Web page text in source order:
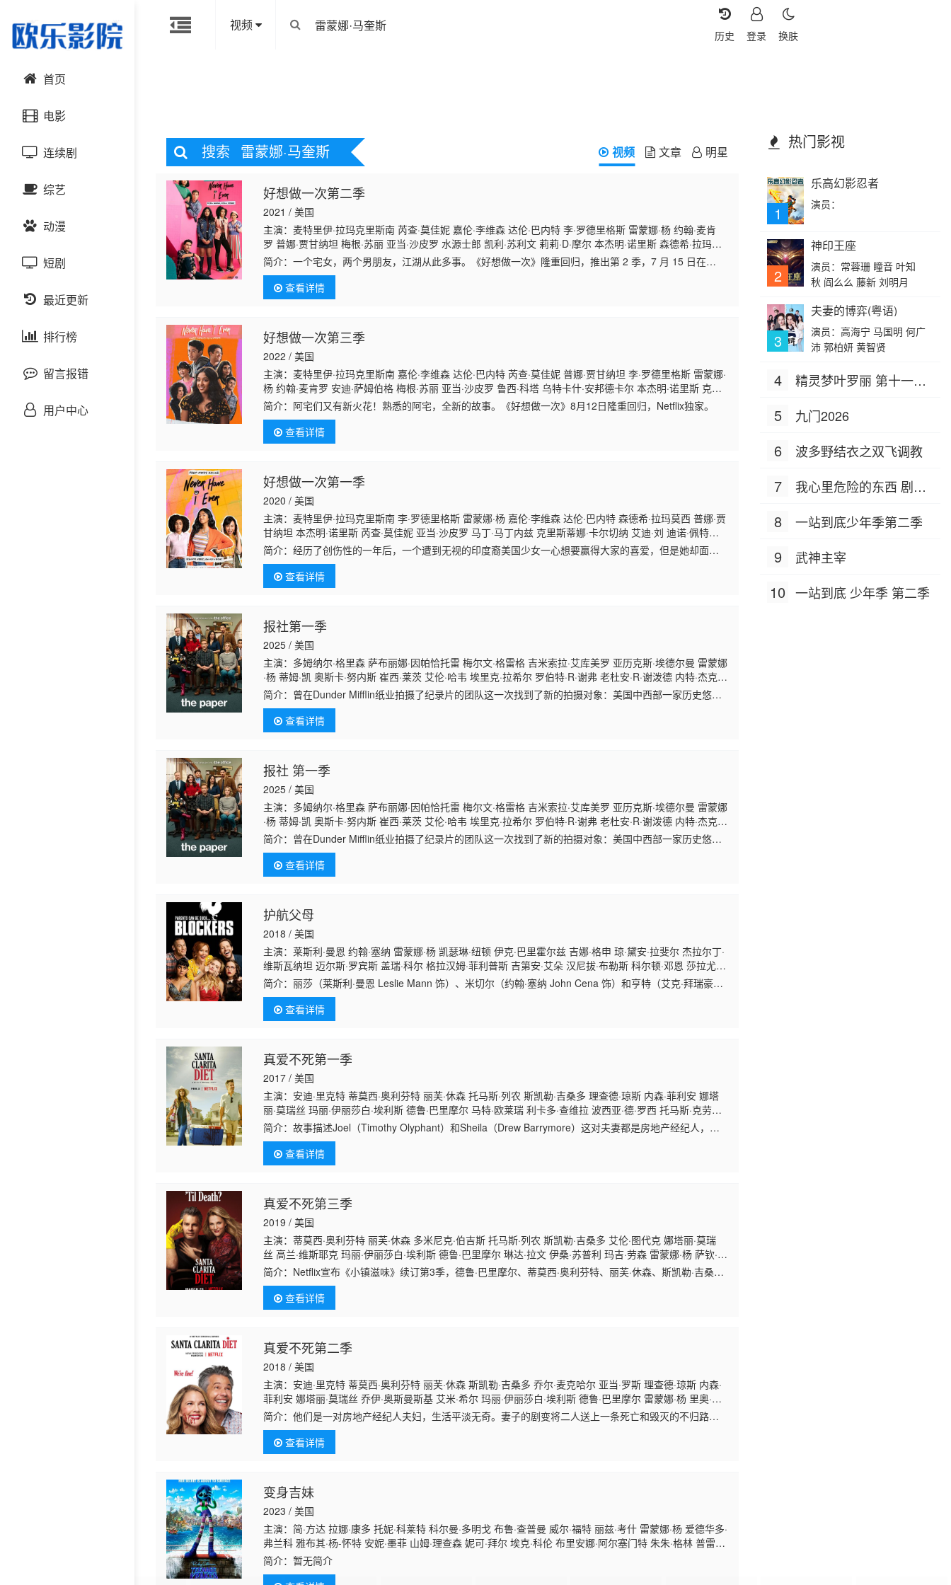
视频
换肤
登录
历史
首页
电影
动作片
喜剧片
爱情片
科幻片
恐怖片
剧情片
战争片
悬疑片
连续剧
国产剧
港台剧
日韩剧
欧美剧
泰国剧
综艺
大陆综艺
日韩综艺
港台综艺
欧美综艺
动漫
国产动漫
日韩动漫
欧美动漫
短剧
最近更新
排行榜
留言报错
用户中心
搜索 雷蒙娜·马奎斯 视频 文章 明星
好想做一次第二季
2021 / 美国
主演：麦特里伊·拉玛克里斯南 芮查·莫佳妮 嘉伦·李维森 达伦·巴内特 李·罗德里格斯 雷蒙娜·杨 约翰·麦肯
罗 普娜·贾甘纳坦 梅根·苏丽 亚当·沙皮罗 水源士郎 凯利·苏利文 莉莉·D·摩尔 本杰明·诺里斯 森德希·拉玛莫
西 迪诺·佩特拉 鲁西·科塔 克里斯蒂娜·卡尔切纳 P·J·伯恩 安德鲁·T·李 科曼 马丁·马丁内兹 乌特卡什·安邦德
卡尔 泰勒·阿尔瓦雷兹 吉吉·哈迪德 安迪·萨姆伯格
简介：一个宅女，两个男朋友，江湖从此多事。《好想做一次》隆重回归，推出第 2 季，7 月 15 日在
Netflix 上线。
查看详情
好想做一次第三季
2022 / 美国
主演：麦特里伊·拉玛克里斯南 嘉伦·李维森 达伦·巴内特 芮查·莫佳妮 普娜·贾甘纳坦 李·罗德里格斯 雷蒙娜·
杨 约翰·麦肯罗 安迪·萨姆伯格 梅根·苏丽 亚当·沙皮罗 鲁西·科塔 乌特卡什·安邦德卡尔 本杰明·诺里斯 克里
斯蒂娜·卡尔切纳 森德希·拉玛莫西 莎拉尤·拉奧 阿尼鲁德·皮沙罗迪 水源士郎 凯利·苏利文 莉莉·D·摩尔 杰克
·西沃尔·麦克唐纳 迪肯·里斯·菲利普 泰瑞·胡 艾塔娜·里纳布 汉娜·斯坦因 亚历克斯·费利克斯 梅丽莎·道恩·约
翰逊
简介： 阿宅们又有新火花！熟悉的阿宅，全新的故事。《好想做一次》8月12日隆重回归，Netflix独家。
查看详情
好想做一次第一季
2020 / 美国
主演：麦特里伊·拉玛克里斯南 李·罗德里格斯 雷蒙娜·杨 嘉伦·李维森 达伦·巴内特 森德希·拉玛莫西 普娜·贾
甘纳坦 本杰明·诺里斯 芮查·莫佳妮 亚当·沙皮罗 马丁·马丁内兹 克里斯蒂娜·卡尔切纳 艾迪·刘 迪诺·佩特
拉 艾塔娜·里纳布 汉娜·斯坦因 马克·科利尔 安吉拉·金赛 唐娜·派洛尼 科科·布朗 皮特·詹姆斯·史密斯 迈克尔·
巴达鲁科 坦比·洛克 约翰·麦肯罗 安迪·萨姆伯格 南希·纳什 克莉塞尔·阿尔梅达 凯文·加德纳 索姆·卡皮拉 阿
尔蒂·曼 伊克博·塞巴 吉尔伯托·奥尔蒂斯 莉莉·D·摩尔
简介：经历了创伤性的一年后，一个遭到无视的印度裔美国少女一心想要赢得大家的喜爱，但是她却面临
朋友、家人和感情方面的重重问题。
查看详情
报社第一季
2025 / 美国
主演：多姆纳尔·格里森 萨布丽娜·因帕恰托雷 梅尔文·格雷格 吉米索拉·艾库美罗 亚历克斯·埃德尔曼 雷蒙娜
·杨 蒂姆·凯 奥斯卡·努内斯 崔西·莱茨 艾伦·哈韦 埃里克·拉希尔 罗伯特·R·谢弗 老杜安·R·谢泼德 内特·杰克
逊 迈克尔·科曼 菲比·奈德哈特 戴维·图埃纳 莫·韦尔奇 切尔西·弗雷
简介： 曾在Dunder Mifflin纸业拍摄了纪录片的团队这一次找到了新的拍摄对象：美国中西部一家历史悠
久、如今已经垂死的报社，出版商试图通过一群自愿参与的记者来振兴它。
查看详情
报社 第一季
2025 / 美国
主演：多姆纳尔·格里森 萨布丽娜·因帕恰托雷 梅尔文·格雷格 吉米索拉·艾库美罗 亚历克斯·埃德尔曼 雷蒙娜
·杨 蒂姆·凯 奥斯卡·努内斯 崔西·莱茨 艾伦·哈韦 埃里克·拉希尔 罗伯特·R·谢弗 老杜安·R·谢泼德 内特·杰克
逊 迈克尔·科曼 菲比·奈德哈特 戴维·图埃纳 莫·韦尔奇 切尔西·弗雷
简介： 曾在Dunder Mifflin纸业拍摄了纪录片的团队这一次找到了新的拍摄对象：美国中西部一家历史悠
久、如今已经垂死的报社，出版商试图通过一群自愿参与的记者来振兴它。
查看详情
护航父母
2018 / 美国
主演：莱斯利·曼恩 约翰·塞纳 雷蒙娜·杨 凯瑟琳·纽顿 伊克·巴里霍尔兹 吉娜·格申 琼·黛安·拉斐尔 杰拉尔丁·
维斯瓦纳坦 迈尔斯·罗宾斯 盖瑞·科尔 格拉汉姆·菲利普斯 吉第安·艾朵 汉尼拔·布勒斯 科尔顿·邓恩 莎拉尤·
拉奧 杰克·皮克金 罗达·格里菲丝 吉尔·简·克莱门茨
简介：丽莎（莱斯利·曼恩 Leslie Mann 饰）、米切尔（约翰·塞纳 John Cena 饰）和亨特（艾克·拜瑞豪兹
Ike Barinholtz 饰）本是八竿子打不到一起去的三人，却因为他们的孩
查看详情
真爱不死第一季
2017 / 美国
主演：安迪·里克特 蒂莫西·奥利芬特 丽芙·休森 托马斯·列农 斯凯勒·吉桑多 理查德·琼斯 内森·菲利安 娜塔
丽·莫瑞丝 玛丽·伊丽莎白·埃利斯 德鲁·巴里摩尔 马特·欧莱瑞 利卡多·查维拉 波西亚·德·罗西 托马斯·克劳福
德 特里·沃尔特斯 雷蒙娜·杨
简介：故事描述Joel（Timothy Olyphant）和Sheila（Drew Barrymore）这对夫妻都是房地产经纪人，但
他们在洛杉矶圣克拉里塔郊区的生活实在不能令人满意……直到有一天，Sheil
查看详情
真爱不死第三季
2019 / 美国
主演：蒂莫西·奥利芬特 丽芙·休森 多米尼克·伯吉斯 托马斯·列农 斯凯勒·吉桑多 艾伦·图代克 娜塔丽·莫瑞
丝 高兰·维斯耶克 玛丽·伊丽莎白·埃利斯 德鲁·巴里摩尔 琳达·拉文 伊桑·苏普利 玛吉·劳森 雷蒙娜·杨 萨钦·巴
特 乔纳森·斯莱文 斯蒂芬·福尔
简介： Netflix宣布《小镇滋味》续订第3季，德鲁·巴里摩尔、蒂莫西·奥利芬特、丽芙·休森、斯凯勒·吉桑多
回归主演。
查看详情
真爱不死第二季
2018 / 美国
主演：安迪·里克特 蒂莫西·奥利芬特 丽芙·休森 斯凯勒·吉桑多 乔尔·麦克哈尔 亚当·罗斯 理查德·琼斯 内森·
菲利安 娜塔丽·莫瑞丝 乔伊·奥斯曼斯基 艾米·希尔 玛丽·伊丽莎白·埃利斯 德鲁·巴里摩尔 雷蒙娜·杨 里奥·霍
华德 Dante·Swain 尼尔·凯西 乔纳森·斯莱文
简介：他们是一对房地产经纪人夫妇，生活平淡无奇。妻子的剧变将二人送上一条死亡和毁灭的不归路，
不过这也并非一桩坏事。茜拉为何变成了不死族？乔尔在疯狂的道路上已无法回头了？埃里克和艾比只是
朋友？难解的问题越来.
查看详情
变身吉妹
2023 / 美国
主演：简·方达 拉娜·康多 托妮·科莱特 科尔曼·多明戈 布鲁·查普曼 威尔·福特 丽兹·考什 雷蒙娜·杨 爱德华多·
弗兰科 雅布其·杨-怀特 安妮·墨菲 山姆·理查森 妮可·拜尔 埃克·科伦 布里安娜·阿尔塞门特 朱朱·格林 普雷斯
顿·布莱恩·阿塞门特 乔丹·马特 兰迪·汤姆
简介：暂无简介
热门影视
1
乐高幻影忍者
演员：
2
神印王座
演员：常蓉珊 瞳音 叶知
秋 阎么么 藤新 刘明月
3
夫妻的博弈(粤语)
演员：高海宁 马国明 何广
沛 郭柏妍 黄智贤
4
精灵梦叶罗丽 第十一季
5 九门2026
6 波多野结衣之双飞调教
7
我心里危险的东西 剧场
8 一站到底少年季第二季
9 武神主宰
10 一站到底 少年季 第二季